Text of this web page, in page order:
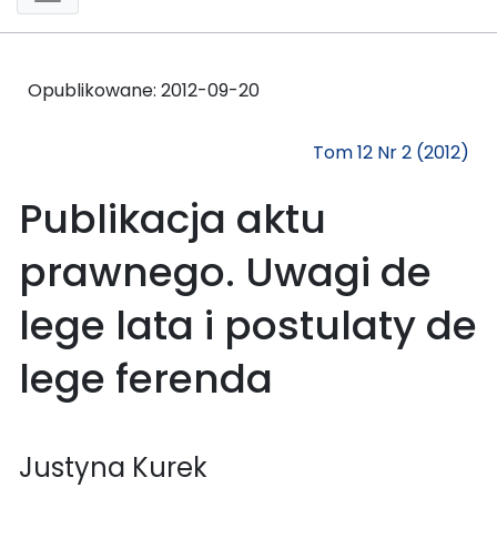
Opublikowane: 2012-09-20
Tom 12 Nr 2 (2012)
Publikacja aktu
prawnego. Uwagi de
lege lata i postulaty de
lege ferenda
Justyna Kurek